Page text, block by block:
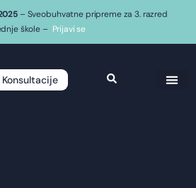
– Sveobuhvatne pripreme za 3. razred
škole – Prijavi se
Konsultacije